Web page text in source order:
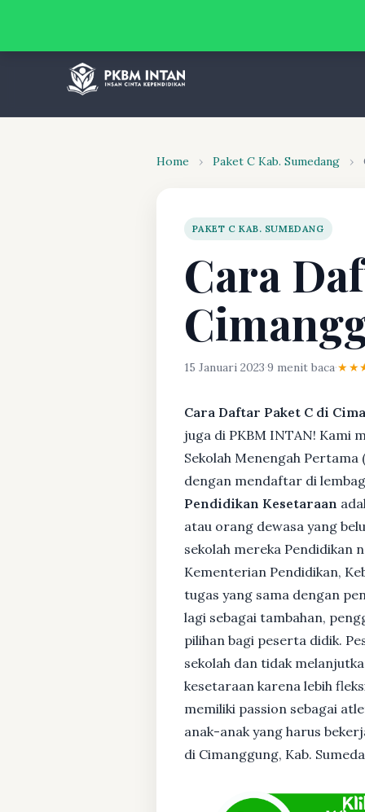
Home › Paket C Kab. Sumedang ›
PAKET C KAB. SUMEDANG
Cara
15 Januari 2023·9 menit baca·
Cara Daftar Paket C di
juga di PKBM INTAN! Kami
Sekolah Menengah Pertama
dengan mendaftar di
Pendidikan Kesetaraan
atau orang dewasa yang
sekolah mereka Pendidikan
Kementerian Pendidikan,
tugas yang sama dengan
lagi sebagai tambahan,
pilihan bagi peserta didik.
sekolah dan tidak
kesetaraan karena lebih
memiliki passion sebagai
anak-anak yang harus
di Cimanggung, Kab.